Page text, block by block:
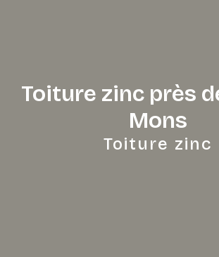
Toiture zinc près
Mons
Toiture zinc